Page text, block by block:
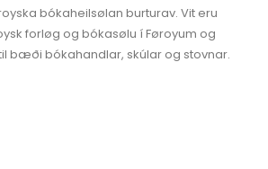
bókaheilsølan burturav. Vit eru
forløg og bókasølu í Føroyum og
bæði bókahandlar, skúlar og stovnar.